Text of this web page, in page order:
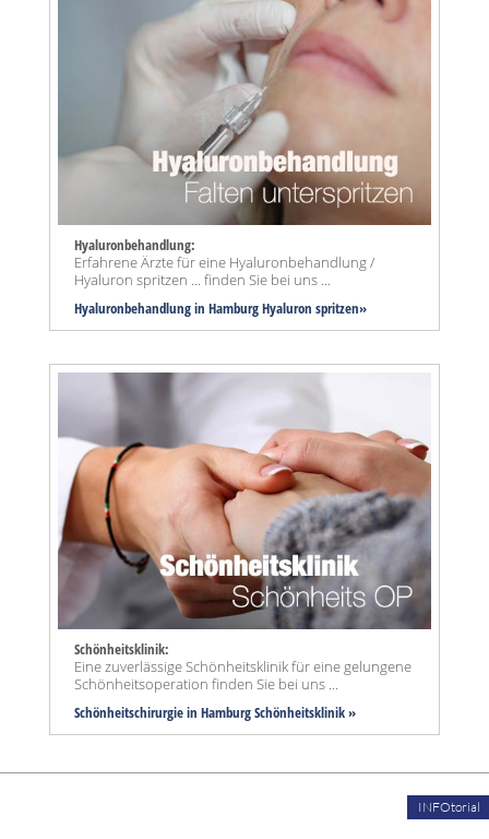
Hyaluronbehandlung:
Erfahrene Ärzte für eine Hyaluronbehandlung /
Hyaluron spritzen ... finden Sie bei uns ...
Hyaluronbehandlung in Hamburg Hyaluron spritzen»
Schönheitsklinik:
Eine zuverlässige Schönheitsklinik für eine gelungene
Schönheitsoperation finden Sie bei uns ...
Schönheitschirurgie in Hamburg Schönheitsklinik »
INFOtorial